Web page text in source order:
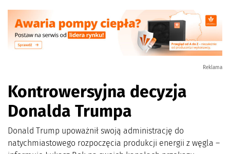
Reklama
Kontrowersyjna decyzja
Donalda Trumpa
Donald Trump upoważnił swoją administrację do
natychmiastowego rozpoczęcia produkcji energii z węgla –